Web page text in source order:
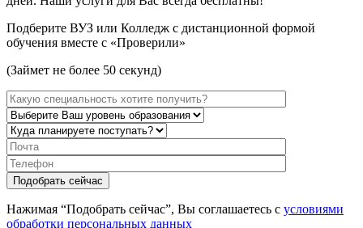
Подберите ВУЗ или Колледж с дистанционной формой
обучения вместе с «Проверили»
(Займет не более 50 секунд)
Нажимая “Подобрать сейчас”, Вы соглашаетесь с условиями
обработки персональных данных